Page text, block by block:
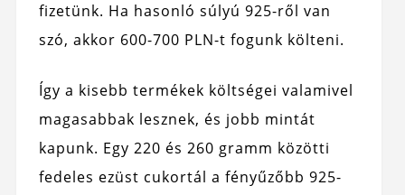
fizetünk. Ha hasonló súlyú 925-ről van
szó, akkor 600-700 PLN-t fogunk költeni.
Így a kisebb termékek költségei valamivel
magasabbak lesznek, és jobb mintát
kapunk. Egy 220 és 260 gramm közötti
fedeles ezüst cukortál a fényűzőbb 925-